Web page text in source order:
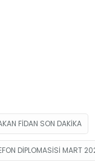
FIDAN SON DAKIKA
DIPLOMASISI MART